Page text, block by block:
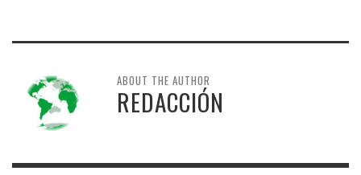
ABOUT THE AUTHOR
REDACCIÓN